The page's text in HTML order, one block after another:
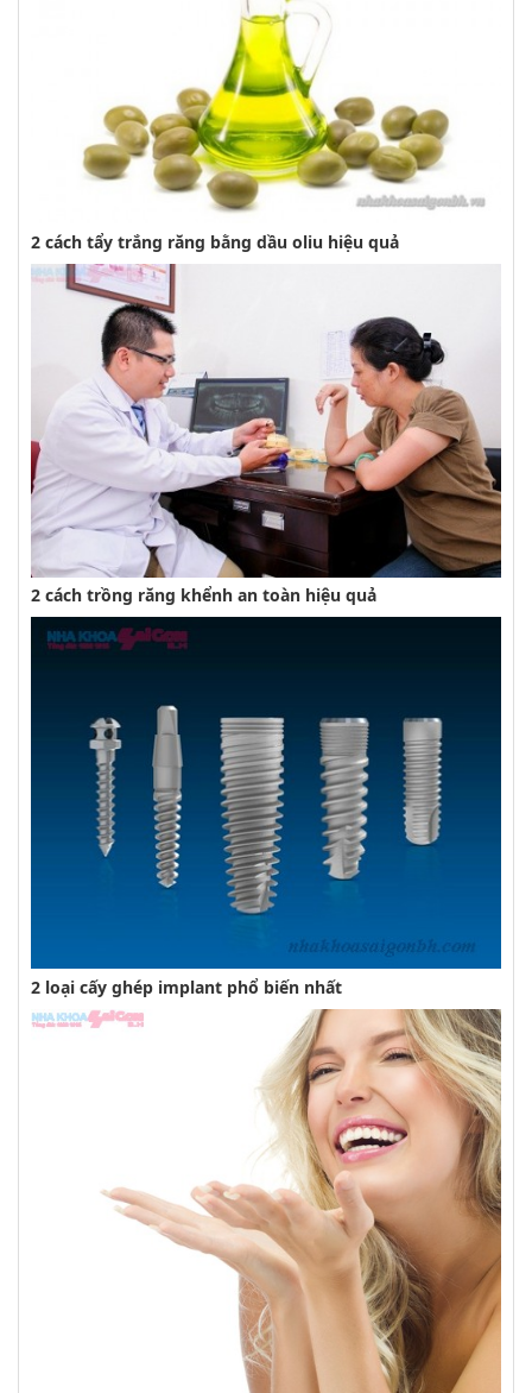
2 cách tẩy trắng răng bằng dầu oliu hiệu quả
2 cách trồng răng khểnh an toàn hiệu quả
2 loại cấy ghép implant phổ biến nhất